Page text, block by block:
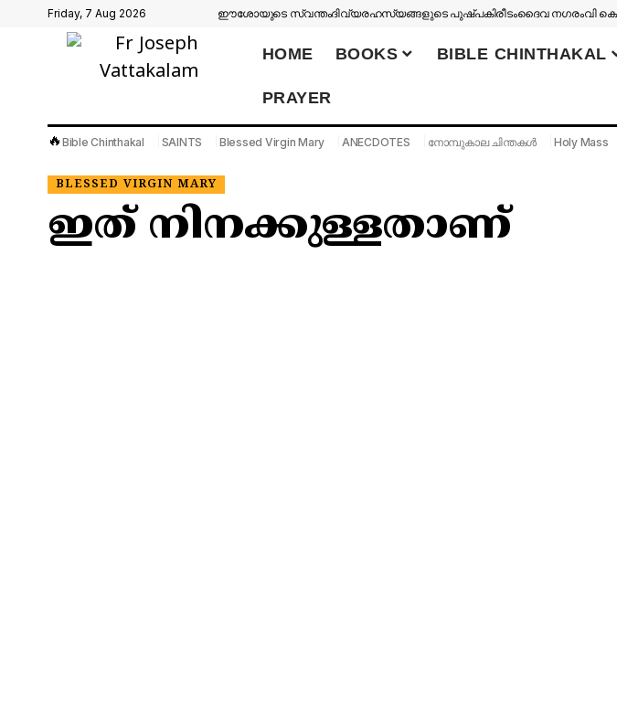
Friday, 7 Aug 2026 ഈശോയുടെ സ്വന്തംദിവ്യരഹസ്യങ്ങളുടെ പുഷ്പകിരീടംദൈവ നഗരംവി
HOME BOOKS BIBLE CHINTHAKAL
PRAYER
🔥 Bible Chinthakal SAINTS Blessed Virgin Mary ANECDOTES നോമ്പുകാല ചിന്തകൾ Holy Mass
BLESSED VIRGIN MARY
ഇത് നിനക്കുള്ളതാണ്